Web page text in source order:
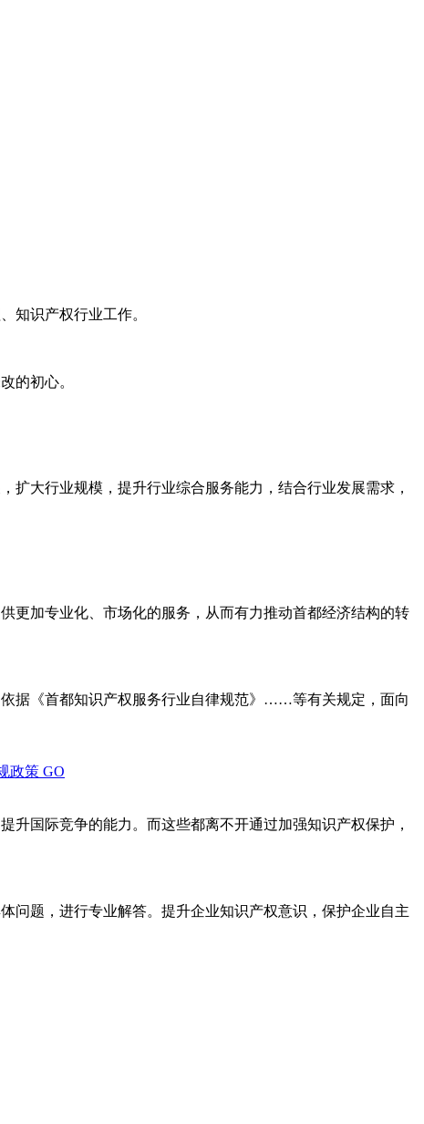
知识产权行业工作。
的初心。
大行业规模，提升行业综合服务能力，结合行业发展需求，
更加专业化、市场化的服务，从而有力推动首都经济结构的转
据《首都知识产权服务行业自律规范》……等有关规定，面向
政策 GO
国际竞争的能力。而这些都离不开通过加强知识产权保护，
问题，进行专业解答。提升企业知识产权意识，保护企业自主